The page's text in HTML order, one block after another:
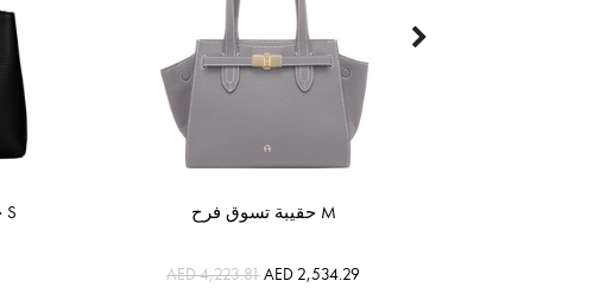
حقيبة هوبو ديليا S حقيبة تسوق فرح M
AED 4,223.81AED 2,534.29